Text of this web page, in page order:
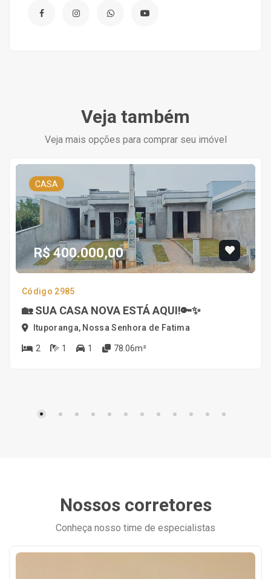
Veja também
Veja mais opções para comprar seu imóvel
CASA
R$ 400.000,00
Código 2985
🏡 SUA CASA NOVA ESTÁ AQUI!🔑✨
Ituporanga, Nossa Senhora de Fatima
2 1 1 78.06m²
Nossos corretores
Conheça nosso time de especialistas